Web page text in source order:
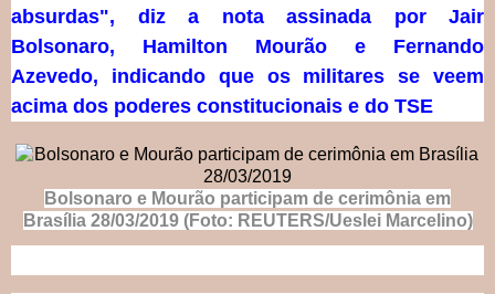
absurdas", diz a nota assinada por Jair
Bolsonaro, Hamilton Mourão e Fernando
Azevedo, indicando que os militares se veem
acima dos poderes constitucionais e do TSE
Bolsonaro e Mourão participam de cerimônia em
Brasília 28/03/2019 (Foto: REUTERS/Ueslei Marcelino)